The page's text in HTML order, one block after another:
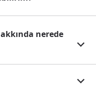
nerede